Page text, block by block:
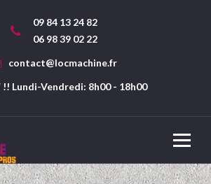
09 84 13 24 82
06 98 39 02 22
contact@locmachine.fr
!! Lundi-Vendredi: 8h00 - 18h00